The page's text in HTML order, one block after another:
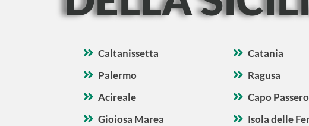
Caltanissetta Catania
Palermo Ragusa
Acireale Capo Passero
Gioiosa Marea Isola delle